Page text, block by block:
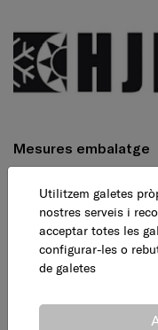
Mesures embalatge
Llarg : 38 cm
Ample : 46,50 cm
Alçada : 78 cm
Pes : 13 Kg
Utilitzem galetes
nostres serveis i
acceptar totes les
configurar-les o
de galetes